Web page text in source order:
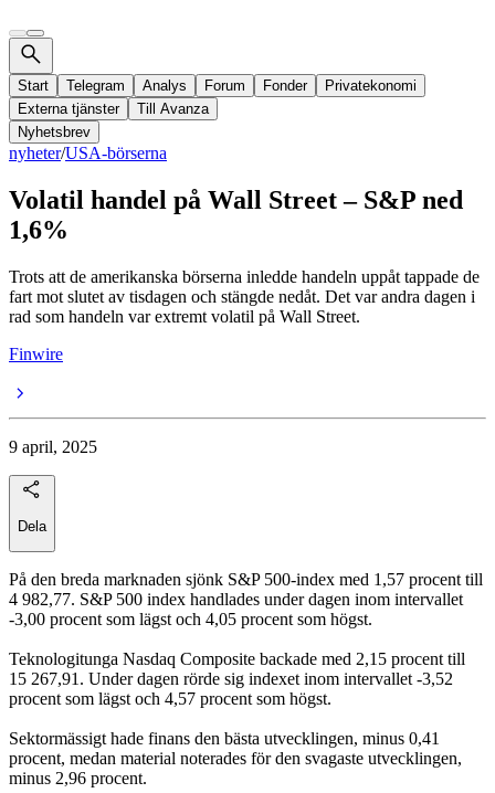
Start Telegram Analys Forum Fonder
Privatekonomi
Externa tjänster
Till Avanza
Nyhetsbrev
nyheter/USA-börserna
Volatil handel på Wall Street – S&P ned
1,6%
Trots att de amerikanska börserna inledde handeln uppåt tappade de
fart mot slutet av tisdagen och stängde nedåt. Det var andra dagen i
rad som handeln var extremt volatil på Wall Street.
Finwire
9 april, 2025
Dela
På den breda marknaden sjönk S&P 500-index med 1,57 procent till
4 982,77. S&P 500 index handlades under dagen inom intervallet
-3,00 procent som lägst och 4,05 procent som högst.
Teknologitunga Nasdaq Composite backade med 2,15 procent till
15 267,91. Under dagen rörde sig indexet inom intervallet -3,52
procent som lägst och 4,57 procent som högst.
Sektormässigt hade finans den bästa utvecklingen, minus 0,41
procent, medan material noterades för den svagaste utvecklingen,
minus 2,96 procent.